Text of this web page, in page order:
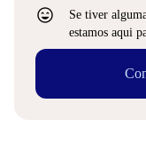
sentiment_very_satisfied
Se tiver
estamos aqui